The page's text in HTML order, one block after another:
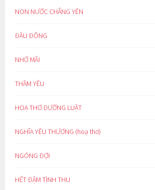
NON NƯỚC CHẲNG YÊN
ĐẦU ĐÔNG
NHỚ MÃI
THẦM YÊU
HOẠ THƠ ĐƯỜNG LUẬT
NGHĨA YÊU THƯƠNG (hoạ thơ)
NGÓNG ĐỢI
HẾT ĐẬM TÌNH THU